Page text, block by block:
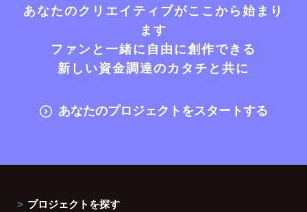
あなたのクリエイティブがここから始まり
ます
ファンと一緒に自由に創作できる
新しい資金調達のカタチと共に
あなたのプロジェクトをスタートする
プロジェクトを探す